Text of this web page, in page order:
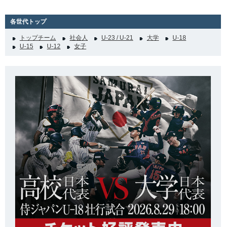
各世代トップ
トップチーム 社会人 U-23 / U-21 大学
U-18
U-15
U-12 女子